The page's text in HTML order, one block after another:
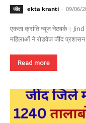
जींद ekta kranti - 09/06/
एकता क्रांति न्यूज नेटवर्क।
महिलाओं ने रोडवेज जींद
Read more